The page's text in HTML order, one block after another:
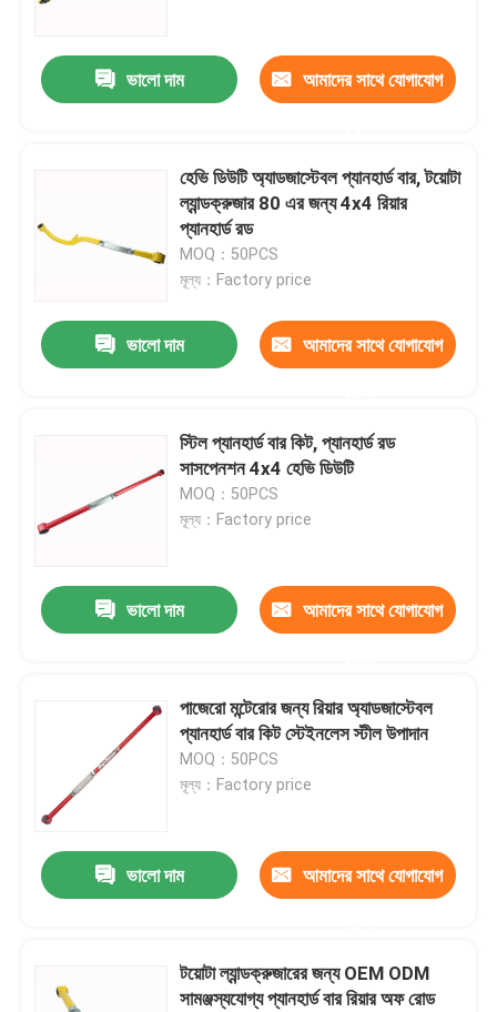
পণ্য
ভালো দাম আমাদের সাথে যোগাযোগ
হেভি ডিউটি ​​অ্যাডজাস্টেবল প্যানহার্ড বার, টয়োটা
ল্যান্ডক্রুজার 80 এর জন্য 4x4 রিয়ার
প্যানহার্ড রড
MOQ：50PCS
মূল্য：Factory price
ভালো দাম আমাদের সাথে যোগাযোগ
স্টিল প্যানহার্ড বার কিট, প্যানহার্ড রড
সাসপেনশন 4x4 হেভি ডিউটি
MOQ：50PCS
মূল্য：Factory price
ভালো দাম আমাদের সাথে যোগাযোগ
পাজেরো মন্টেরোর জন্য রিয়ার অ্যাডজাস্টেবল
প্যানহার্ড বার কিট স্টেইনলেস স্টীল উপাদান
MOQ：50PCS
মূল্য：Factory price
ভালো দাম আমাদের সাথে যোগাযোগ
টয়োটা ল্যান্ডক্রুজারের জন্য OEM ODM
সামঞ্জস্যযোগ্য প্যানহার্ড বার রিয়ার অফ রোড